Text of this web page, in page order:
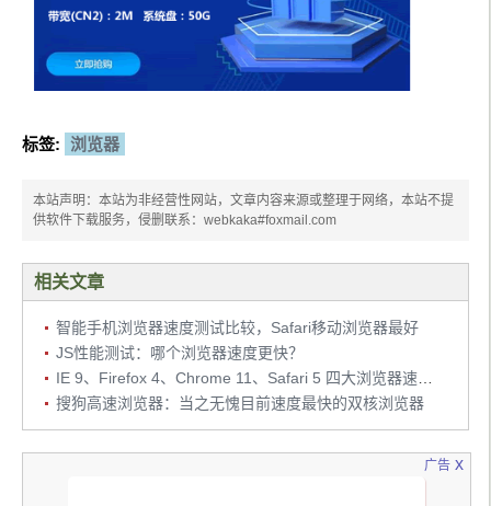
标签: 浏览器
本站声明：本站为非经营性网站，文章内容来源或整理于网络，本站不提
供软件下载服务，侵删联系：webkaka#foxmail.com
相关文章
智能手机浏览器速度测试比较，Safari移动浏览器最好
JS性能测试：哪个浏览器速度更快？
搜狗高速浏览器：当之无愧目前速度最快的双核浏览器
广告 x